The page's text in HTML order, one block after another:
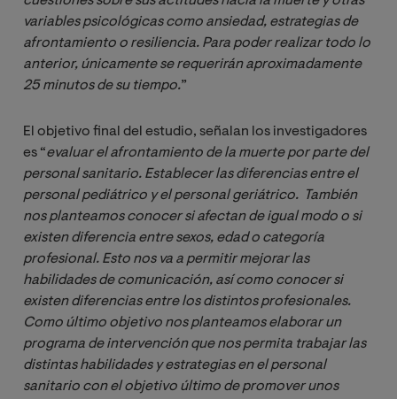
variables psicológicas como ansiedad, estrategias de
afrontamiento o resiliencia. Para poder realizar todo lo
anterior, únicamente se requerirán aproximadamente
25 minutos de su tiempo.”
El objetivo final del estudio, señalan los investigadores
es “evaluar el afrontamiento de la muerte por parte del
personal sanitario. Establecer las diferencias entre el
personal pediátrico y el personal geriátrico.  También
nos planteamos conocer si afectan de igual modo o si
existen diferencia entre sexos, edad o categoría
profesional. Esto nos va a permitir mejorar las
habilidades de comunicación, así como conocer si
existen diferencias entre los distintos profesionales.
Como último objetivo nos planteamos elaborar un
programa de intervención que nos permita trabajar las
distintas habilidades y estrategias en el personal
sanitario con el objetivo último de promover unos